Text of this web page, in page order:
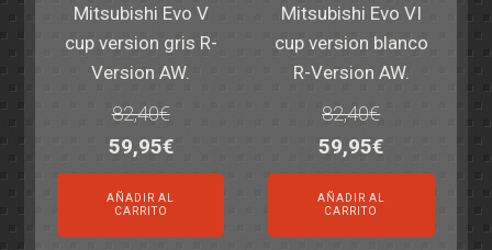
Mitsubishi Evo V
cup version gris R-
Version AW.
82,40€
El
precio
original
era:
59,95€El
precio
es:
AÑADIR AL
CARRITO
Mitsubishi Evo VI
cup version blanco
R-Version AW.
82,40€
El
precio
original
era:
59,95€El
precio
es:
AÑADIR AL
CARRITO